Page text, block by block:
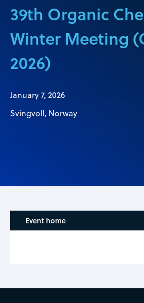
39th Organic
Winter Meeting
2026)
January 7, 2026
Svingvoll, Norway
Event home